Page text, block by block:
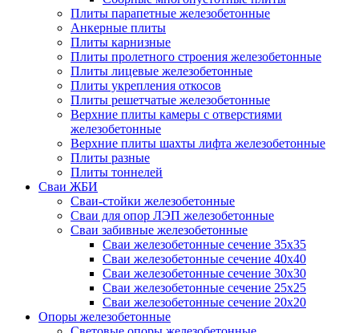
Плиты парапетные железобетонные
Анкерные плиты
Плиты карнизные
Плиты пролетного строения железобетонные
Плиты лицевые железобетонные
Плиты укрепления откосов
Плиты решетчатые железобетонные
Верхние плиты камеры с отверстиями
железобетонные
Верхние плиты шахты лифта железобетонные
Плиты разные
Плиты тоннелей
Сваи ЖБИ
Сваи-стойки железобетонные
Сваи для опор ЛЭП железобетонные
Сваи забивные железобетонные
Сваи железобетонные сечение 35x35
Сваи железобетонные сечение 40x40
Сваи железобетонные сечение 30x30
Сваи железобетонные сечение 25x25
Сваи железобетонные сечение 20x20
Опоры железобетонные